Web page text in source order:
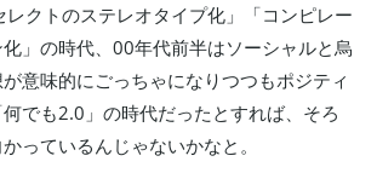
クトのステレオタイプ化」「コンピレー
」の時代、00年代前半はソーシャルと烏
意味的にごっちゃになりつつもポジティ
でも2.0」の時代だったとすれば、そろ
っているんじゃないかなと。